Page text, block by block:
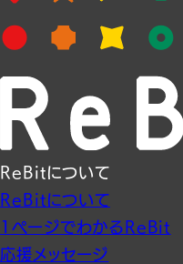
ReBitについて
ReBitについて
1ページでわかるReBit
応援メッセージ